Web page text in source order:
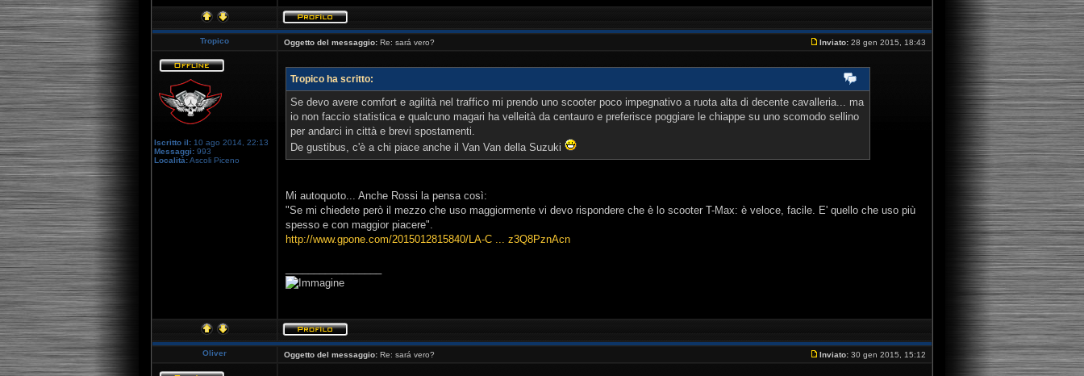
Tropico Oggetto del messaggio: Re: sará vero? Inviato: 28 gen 2015, 18:43
Iscritto il: 10 ago 2014, 22:13
Messaggi: 993
Località:Ascoli Piceno
Tropico ha scritto:
Se devo avere comfort e agilità nel traffico mi prendo uno scooter poco impegnativo a ruota alta di decente cavalleria... ma
io non faccio statistica e qualcuno magari ha velleità da centauro e preferisce poggiare le chiappe su uno scomodo sellino
per andarci in città e brevi spostamenti.
De gustibus, c'è a chi piace anche il Van Van della Suzuki
Mi autoquoto... Anche Rossi la pensa così:
"Se mi chiedete però il mezzo che uso maggiormente vi devo rispondere che è lo scooter T-Max: è veloce, facile. E' quello che uso più
spesso e con maggior piacere".
http://www.gpone.com/2015012815840/LA-C ... z3Q8PznAcn
Oliver Oggetto del messaggio: Re: sará vero? Inviato: 30 gen 2015, 15:12